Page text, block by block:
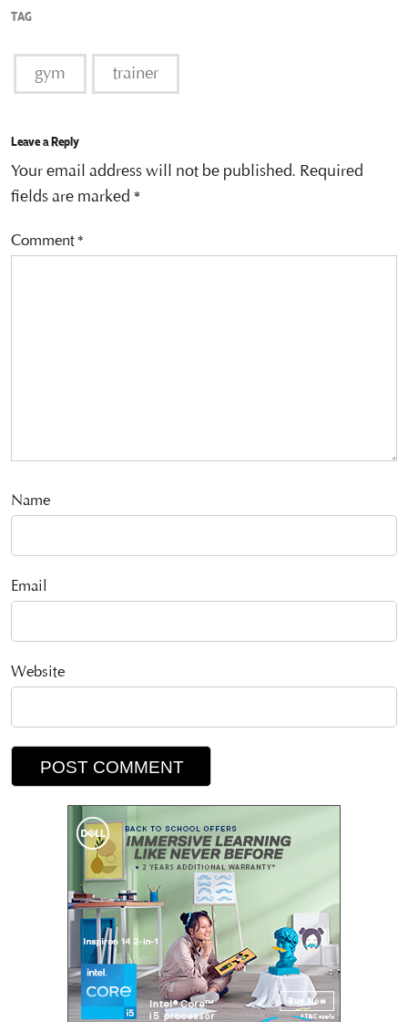
TAG
gym trainer
Leave a Reply
Your email address will not be published. Required
fields are marked *
Comment*
Name
Email
Website